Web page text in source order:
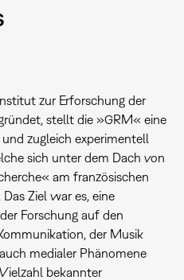
zur Erforschung der
stellt die »GRM« eine
zugleich experimentell
sich unter dem Dach von
am französischen
Ziel war es, eine
Forschung auf den
der Musik
medialer Phänomene
bekannter